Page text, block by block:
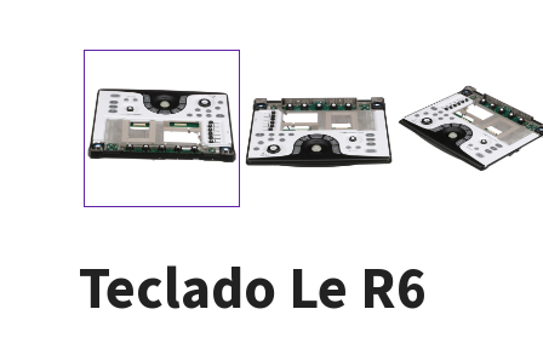
Teclado Le R6